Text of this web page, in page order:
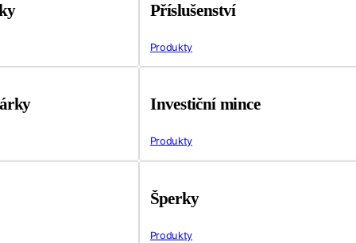
Příslušenství
Produkty
Investiční mince
Produkty
Šperky
Produkty